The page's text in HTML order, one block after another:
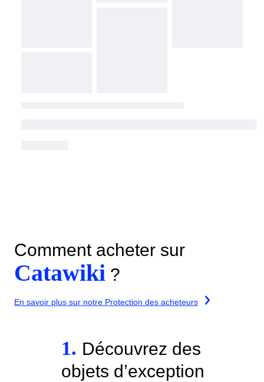
Comment acheter sur
Catawiki ?
En savoir plus sur notre Protection des acheteurs
1. Découvrez des
objets d’exception